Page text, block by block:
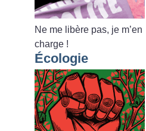
Ne me libère pas, je m’en
charge !
Écologie